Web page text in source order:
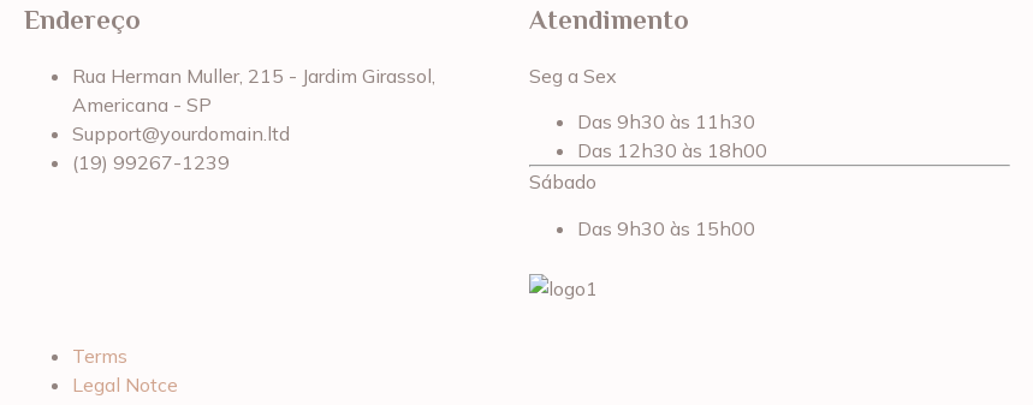
Endereço
Rua Herman Muller, 215 - Jardim Girassol,
Americana - SP
Support@yourdomain.ltd
(19) 99267-1239
Atendimento
Seg a Sex
Das 9h30 às 11h30
Das 12h30 às 18h00
Sábado
Das 9h30 às 15h00
Terms
Legal Notce